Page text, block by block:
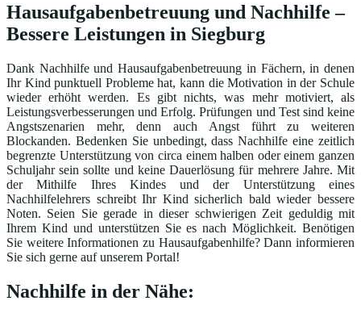
Hausaufgabenbetreuung und Nachhilfe –
Bessere Leistungen in Siegburg
Dank Nachhilfe und Hausaufgabenbetreuung in Fächern, in denen
Ihr Kind punktuell Probleme hat, kann die Motivation in der Schule
wieder erhöht werden. Es gibt nichts, was mehr motiviert, als
Leistungsverbesserungen und Erfolg. Prüfungen und Test sind keine
Angstszenarien mehr, denn auch Angst führt zu weiteren
Blockanden. Bedenken Sie unbedingt, dass Nachhilfe eine zeitlich
begrenzte Unterstützung von circa einem halben oder einem ganzen
Schuljahr sein sollte und keine Dauerlösung für mehrere Jahre. Mit
der Mithilfe Ihres Kindes und der Unterstützung eines
Nachhilfelehrers schreibt Ihr Kind sicherlich bald wieder bessere
Noten. Seien Sie gerade in dieser schwierigen Zeit geduldig mit
Ihrem Kind und unterstützen Sie es nach Möglichkeit. Benötigen
Sie weitere Informationen zu Hausaufgabenhilfe? Dann informieren
Sie sich gerne auf unserem Portal!
Nachhilfe in der Nähe: